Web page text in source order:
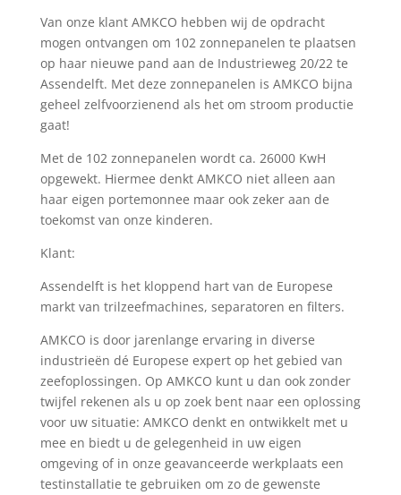
Van onze klant AMKCO hebben wij de opdracht
mogen ontvangen om 102 zonnepanelen te plaatsen
op haar nieuwe pand aan de Industrieweg 20/22 te
Assendelft. Met deze zonnepanelen is AMKCO bijna
geheel zelfvoorzienend als het om stroom productie
gaat!
Met de 102 zonnepanelen wordt ca. 26000 KwH
opgewekt. Hiermee denkt AMKCO niet alleen aan
haar eigen portemonnee maar ook zeker aan de
toekomst van onze kinderen.
Klant:
Assendelft is het kloppend hart van de Europese
markt van trilzeefmachines, separatoren en filters.
AMKCO is door jarenlange ervaring in diverse
industrieën dé Europese expert op het gebied van
zeefoplossingen. Op AMKCO kunt u dan ook zonder
twijfel rekenen als u op zoek bent naar een oplossing
voor uw situatie: AMKCO denkt en ontwikkelt met u
mee en biedt u de gelegenheid in uw eigen
omgeving of in onze geavanceerde werkplaats een
testinstallatie te gebruiken om zo de gewenste